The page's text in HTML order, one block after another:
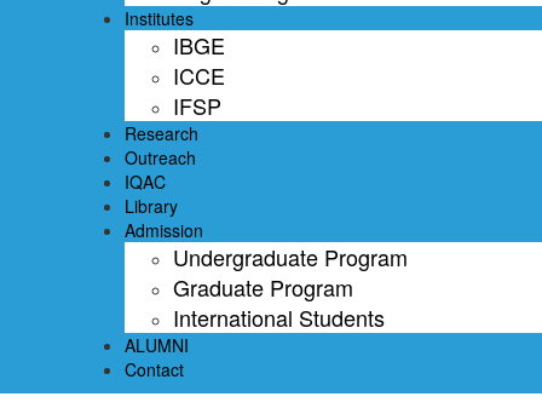
Institutes
IBGE
ICCE
IFSP
Research
Outreach
IQAC
Library
Admission
Undergraduate Program
Graduate Program
International Students
ALUMNI
Contact